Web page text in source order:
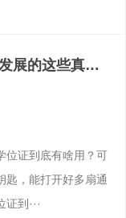
展的这些真相
位证到底有啥用？可
匙，能打开好多扇通
到···